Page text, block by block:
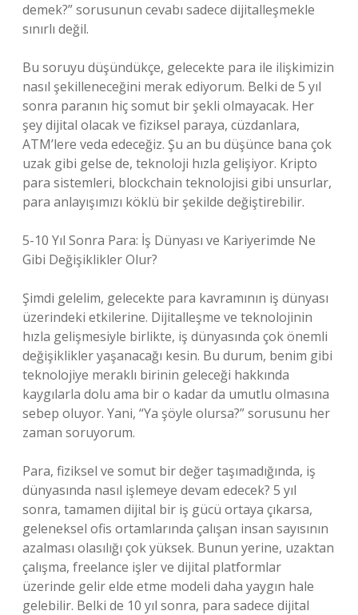
demek?” sorusunun cevabı sadece dijitalleşmekle
sınırlı değil.
Bu soruyu düşündükçe, gelecekte para ile ilişkimizin
nasıl şekilleneceğini merak ediyorum. Belki de 5 yıl
sonra paranın hiç somut bir şekli olmayacak. Her
şey dijital olacak ve fiziksel paraya, cüzdanlara,
ATM’lere veda edeceğiz. Şu an bu düşünce bana çok
uzak gibi gelse de, teknoloji hızla gelişiyor. Kripto
para sistemleri, blockchain teknolojisi gibi unsurlar,
para anlayışımızı köklü bir şekilde değiştirebilir.
5-10 Yıl Sonra Para: İş Dünyası ve Kariyerimde Ne
Gibi Değişiklikler Olur?
Şimdi gelelim, gelecekte para kavramının iş dünyası
üzerindeki etkilerine. Dijitalleşme ve teknolojinin
hızla gelişmesiyle birlikte, iş dünyasında çok önemli
değişiklikler yaşanacağı kesin. Bu durum, benim gibi
teknolojiye meraklı birinin geleceği hakkında
kaygılarla dolu ama bir o kadar da umutlu olmasına
sebep oluyor. Yani, “Ya şöyle olursa?” sorusunu her
zaman soruyorum.
Para, fiziksel ve somut bir değer taşımadığında, iş
dünyasında nasıl işlemeye devam edecek? 5 yıl
sonra, tamamen dijital bir iş gücü ortaya çıkarsa,
geleneksel ofis ortamlarında çalışan insan sayısının
azalması olasılığı çok yüksek. Bunun yerine, uzaktan
çalışma, freelance işler ve dijital platformlar
üzerinde gelir elde etme modeli daha yaygın hale
gelebilir. Belki de 10 yıl sonra, para sadece dijital